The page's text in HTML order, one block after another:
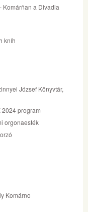
Komárňan a Divadla
kníh
József Könyvtár,
2024 program
orgonaesték
Komárno